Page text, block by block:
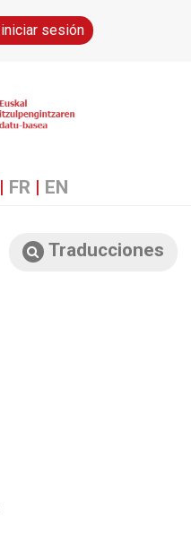
iniciar sesión
| FR | EN
Traducciones